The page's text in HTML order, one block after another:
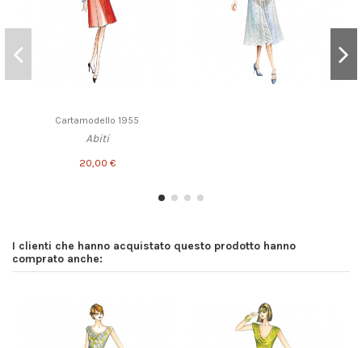
Cartamodello 1955
Abiti
20,00 €
I clienti che hanno acquistato questo prodotto hanno
comprato anche: